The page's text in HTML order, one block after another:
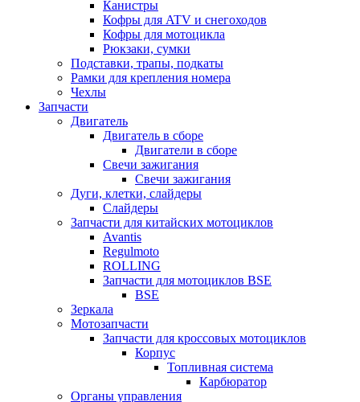
Канистры
Кофры для ATV и снегоходов
Кофры для мотоцикла
Рюкзаки, сумки
Подставки, трапы, подкаты
Рамки для крепления номера
Чехлы
Запчасти
Двигатель
Двигатель в сборе
Двигатели в сборе
Свечи зажигания
Свечи зажигания
Дуги, клетки, слайдеры
Слайдеры
Запчасти для китайских мотоциклов
Avantis
Regulmoto
ROLLING
Запчасти для мотоциклов BSE
BSE
Зеркала
Мотозапчасти
Запчасти для кроссовых мотоциклов
Корпус
Топливная система
Карбюратор
Органы управления